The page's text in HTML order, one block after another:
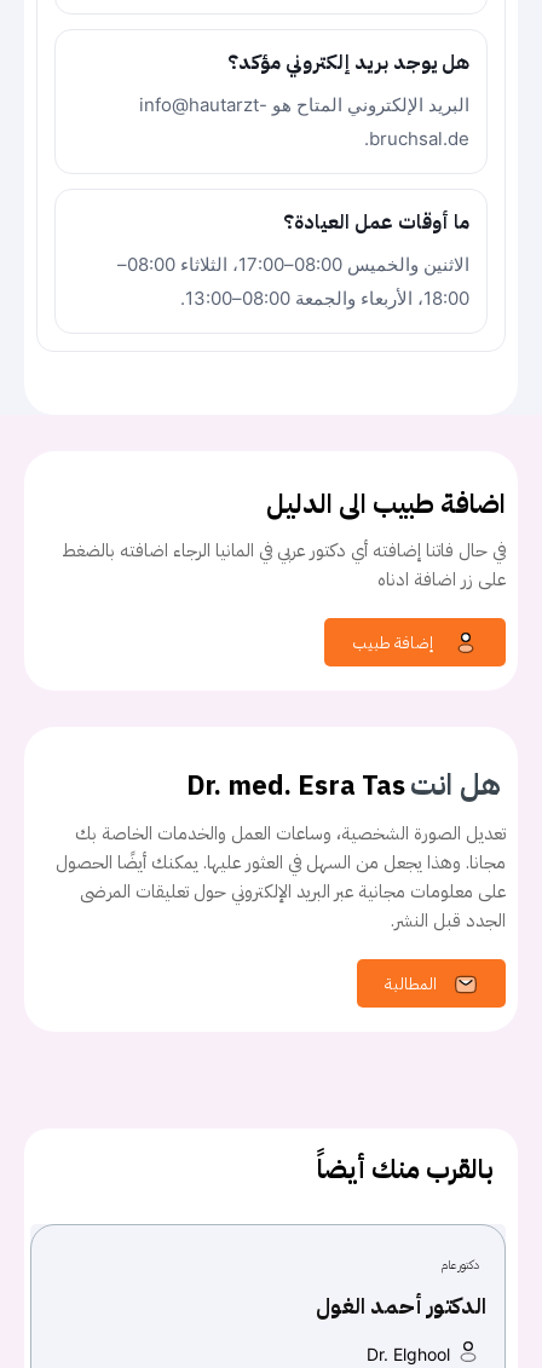
يجب عليك تسجيل الدخول حتى يمكنك طرح سؤال.
هل يوجد بريد إلكتروني مؤكد؟
البريد الإلكتروني المتاح هو info@hautarzt-
bruchsal.de.
ما أوقات عمل العيادة؟
الاثنين والخميس 08:00–17:00، الثلاثاء 08:00–
18:00، الأربعاء والجمعة 08:00–13:00.
اضافة طبيب الى الدليل
في حال فاتنا إضافته أي دكتور عربي في المانيا الرجاء اضافته بالضغط
على زر اضافة ادناه
هل انتDr. med. Esra Tas
تعديل الصورة الشخصية، وساعات العمل والخدمات الخاصة بك
مجانا. وهذا يجعل من السهل في العثور عليها. يمكنك أيضًا الحصول
على معلومات مجانية عبر البريد الإلكتروني حول تعليقات المرضى
الجدد قبل النشر.
المطالبة
بالقرب منك أيضاً
دكتور عام
الدكتور أحمد الغول
Dr. Elghool